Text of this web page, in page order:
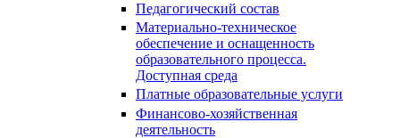
Педагогический состав
Материально-техническое
обеспечение и оснащенность
образовательного процесса.
Доступная среда
Платные образовательные услуги
Финансово-хозяйственная
деятельность